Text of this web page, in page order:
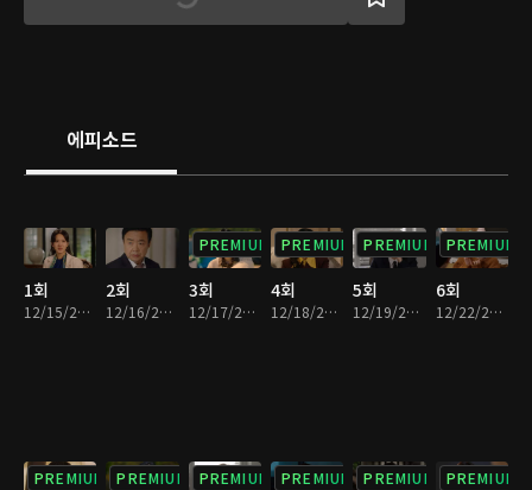
에피소드
1회
12/15/2025 • 30분
2회
12/16/2025 • 30분
PREMIUM
3회
12/17/2025 • 30분
PREMIUM
4회
12/18/2025 • 29분
PREMIUM
5회
12/19/2025 • 29분
PREMIUM
6회
12/22/2025 • 30분
PREMIUM PREMIUM PREMIUM PREMIUM PREMIUM PREMIUM